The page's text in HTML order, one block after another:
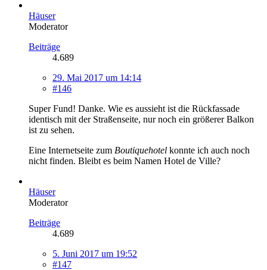
Häuser
Moderator
Beiträge
4.689
29. Mai 2017 um 14:14
#146
Super Fund! Danke. Wie es aussieht ist die Rückfassade
identisch mit der Straßenseite, nur noch ein größerer Balkon
ist zu sehen.
Eine Internetseite zum Boutiquehotel konnte ich auch noch
nicht finden. Bleibt es beim Namen Hotel de Ville?
Häuser
Moderator
Beiträge
4.689
5. Juni 2017 um 19:52
#147